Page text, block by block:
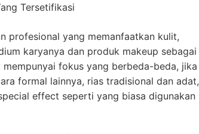
Tersetifikasi
profesional yang memanfaatkan kulit,
karyanya dan produk makeup sebagai
fokus yang berbeda-beda, jika
formal lainnya, rias tradisional dan adat,
effect seperti yang biasa digunakan